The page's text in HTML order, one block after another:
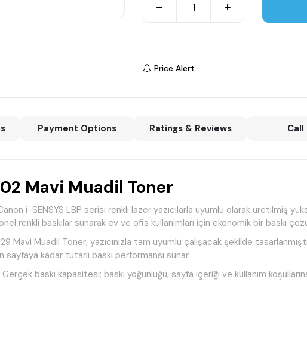
Price Alert
Payment Options Ratings & Reviews Call
Mavi Muadil Toner
i-SENSYS LBP serisi renkli lazer yazıcılarla uyumlu olarak üretilmiş
renkli baskılar sunarak ev ve ofis kullanımları için ekonomik bir baskı
Mavi Muadil Toner, yazıcınızla tam uyumlu çalışacak şekilde
kadar tutarlı baskı performansı sunar.
baskı kapasitesi; baskı yoğunluğu, sayfa içeriği ve kullanım